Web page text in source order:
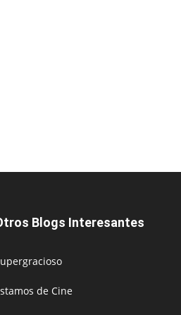
Blogs Interesantes
de Cine